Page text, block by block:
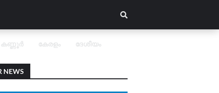
കണ്ണൂർ കേരളം ദേശീയം
NEWS